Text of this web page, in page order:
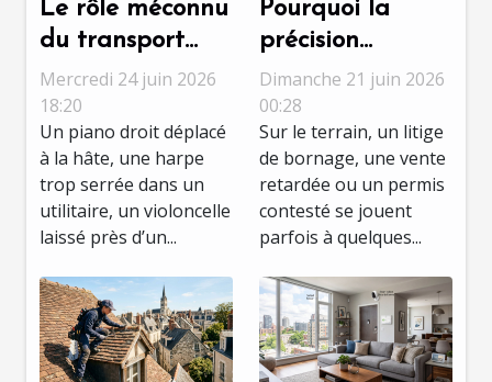
Le rôle méconnu
du transport
adapté dans la
préservation des
instruments de
musique
Mercredi 24 juin 2026
18:20
Un piano droit déplacé
à la hâte, une harpe
trop serrée dans un
utilitaire, un violoncelle
laissé près d’un...
Pourquoi la
précision
topographique
fait la différence
dans les
expertises
foncières
Dimanche 21 juin 2026
00:28
Sur le terrain, un litige
de bornage, une vente
retardée ou un permis
contesté se jouent
parfois à quelques...